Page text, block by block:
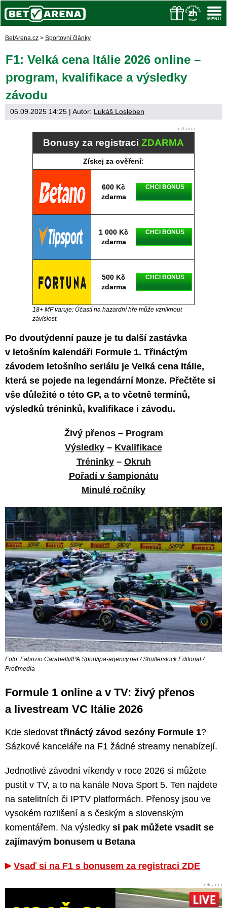
BetArena.cz > Sportovní články
F1: Velká cena Itálie 2026 online –
program, kvalifikace a výsledky
závodu
05.09.2025 14:25 | Autor: Lukáš Losleben
Bonusy za registraci ZDARMA
Získej za ověření:
600 Kč
zdarma
CHCI BONUS
1 000 Kč
zdarma
CHCI BONUS
500 Kč
zdarma
CHCI BONUS
18+ MF varuje: Účastí na hazardní hře může vzniknout
závislost.
Po dvoutýdenní pauze je tu další zastávka
v letošním kalendáři Formule 1. Třináctým
závodem letošního seriálu je Velká cena Itálie,
která se pojede na legendární Monze. Přečtěte si
vše důležité o této GP, a to včetně termínů,
výsledků tréninků, kvalifikace i závodu.
Živý přenos– Program
Výsledky – Kvalifikace
Tréninky– Okruh
Pořadí v šampionátu
Minulé ročníky
Foto: Fabrizio Carabelli/IPA Sport/ipa-agency.net / Shutterstock Editorial /
Profimedia
Formule 1 online a v TV: živý přenos
a livestream VC Itálie 2026
Kde sledovat třináctý závod sezóny Formule 1?
Sázkové kanceláře na F1 žádné streamy nenabízejí.
Jednotlivé závodní víkendy v roce 2026 si můžete
pustit v TV, a to na kanále Nova Sport 5. Ten najdete
na satelitních či IPTV platformách. Přenosy jsou ve
vysokém rozlišení a s českým a slovenským
komentářem. Na výsledky si pak můžete vsadit se
zajímavým bonusem u Betana
Vsaď si na F1 s bonusem za registraci ZDE